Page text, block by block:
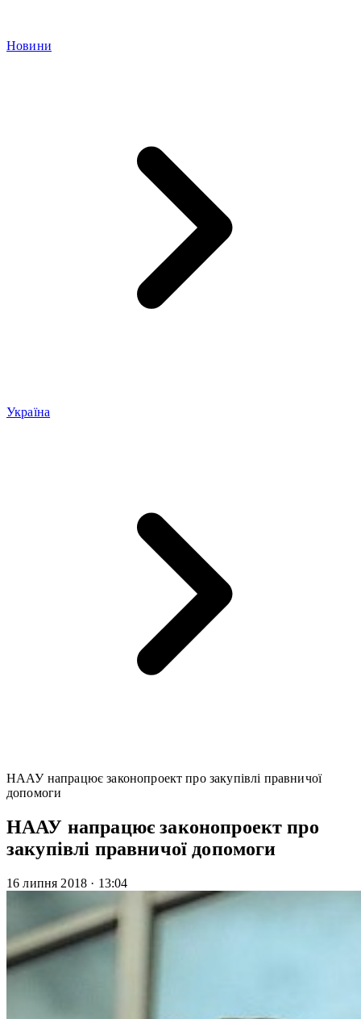
Новини
Україна
НААУ напрацює законопроект про закупівлі правничої
допомоги
НААУ напрацює законопроект про
закупівлі правничої допомоги
16 липня 2018 · 13:04